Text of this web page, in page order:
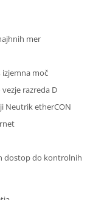
mer
izjemna moč
razreda D
Neutrik etherCON
dostop do kontrolnih